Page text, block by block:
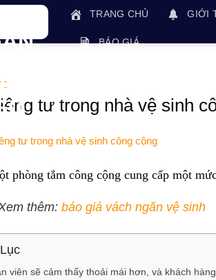
TRANG CHỦ GIỚI
BÁO GIÁ
tư trong nhà vệ sinh
phòng tắm công cộng cung cấp một
thêm: báo giá vách ngăn vệ sinh
viên sẽ cảm thấy thoải mái hơn, và khách